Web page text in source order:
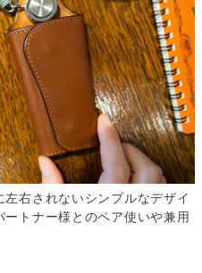
右されないシンプルなデザイ
トナー様とのペア使いや兼用